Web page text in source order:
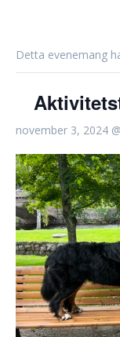
Detta evenemang
november 3, 2024